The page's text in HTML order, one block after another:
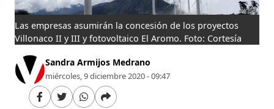
Las empresas asumirán la concesión de los proyectos
Villonaco II y III y fotovoltaico El Aromo. Foto: Cortesía
Sandra Armijos Medrano
miércoles, 9 diciembre 2020 - 09:47